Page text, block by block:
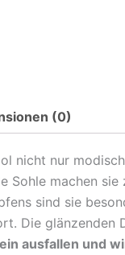
(0)
nicht nur
Sohle machen
sind sie
Die
ausfallen und